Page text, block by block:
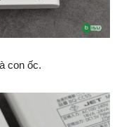
con ốc.